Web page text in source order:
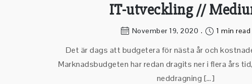
IT-utveckling //
November 19, 2020 1 min read
Det är dags att budgetera för nästa år och
Marknadsbudgeten har redan dragits ner i flera års
neddragning […]